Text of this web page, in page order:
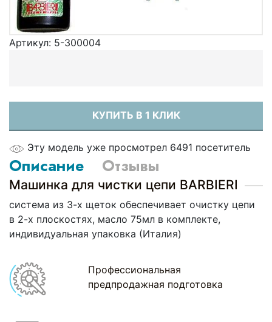
Артикул: 5-300004
КУПИТЬ В 1 КЛИК
Эту модель уже просмотрел 6491 посетитель
Описание Отзывы
Машинка для чистки цепи BARBIERI
система из 3-х щеток обеспечивает очистку цепи
в 2-х плоскостях, масло 75мл в комплекте,
индивидуальная упаковка (Италия)
Профессиональная
предпродажная подготовка